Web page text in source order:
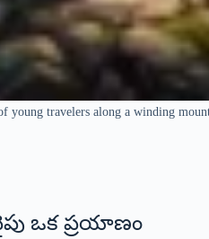
young travelers along a winding
ఒక ప్రయాణం